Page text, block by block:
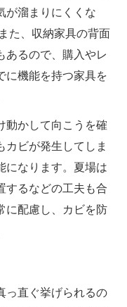
が溜まりにくくな
た、収納家具の背面
あるので、購入やレ
に機能を持つ家具を
かして向こうを確
カビが発生してしま
になります。夏場は
するなどの工夫も合
に配慮し、カビを防
っ直ぐ挙げられるの